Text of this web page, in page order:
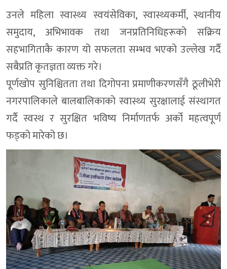
उनले महिला स्वास्थ्य स्वयंसेविका, स्वास्थ्यकर्मी, स्थानीय
समुदाय, अभिभावक तथा जनप्रतिनिधिहरूको सक्रिय
सहभागिताकै कारण यो सफलता सम्भव भएको उल्लेख गर्दै
सबैप्रति कृतज्ञता व्यक्त गरे।
पूर्णखोप सुनिश्चितता तथा दिगोपना प्रमाणीकरणसँगै ठूलीभेरी
नगरपालिकाले बालबालिकाको स्वास्थ्य सुरक्षालाई संस्थागत
गर्दै स्वस्थ र सुरक्षित भविष्य निर्माणतर्फ अर्को महत्वपूर्ण
फड्को मारेको छ।